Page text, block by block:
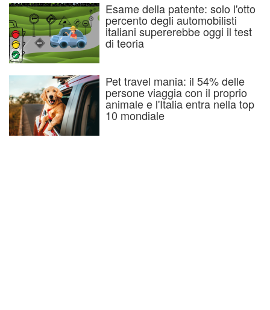
Esame della patente: solo l'otto
percento degli automobilisti
italiani supererebbe oggi il test
di teoria
Pet travel mania: il 54% delle
persone viaggia con il proprio
animale e l'Italia entra nella top
10 mondiale